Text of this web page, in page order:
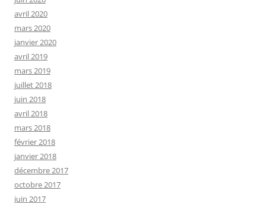
avril 2020
mars 2020
janvier 2020
avril 2019
mars 2019
juillet 2018
juin 2018
avril 2018
mars 2018
février 2018
janvier 2018
décembre 2017
octobre 2017
juin 2017